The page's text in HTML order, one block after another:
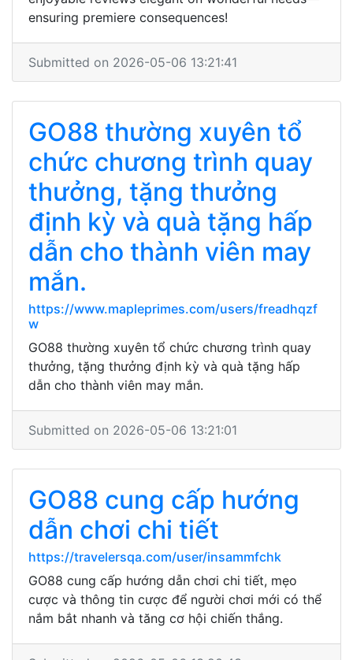
ensuring premiere consequences!
Submitted on 2026-05-06 13:21:41
GO88 thường xuyên tổ
chức chương trình quay
thưởng, tặng thưởng
định kỳ và quà tặng hấp
dẫn cho thành viên may
mắn.
https://www.mapleprimes.com/users/freadhqzf
w
GO88 thường xuyên tổ chức chương trình quay
thưởng, tặng thưởng định kỳ và quà tặng hấp
dẫn cho thành viên may mắn.
Submitted on 2026-05-06 13:21:01
GO88 cung cấp hướng
dẫn chơi chi tiết
https://travelersqa.com/user/insammfchk
GO88 cung cấp hướng dẫn chơi chi tiết, mẹo
cược và thông tin cược để người chơi mới có thể
nắm bắt nhanh và tăng cơ hội chiến thắng.